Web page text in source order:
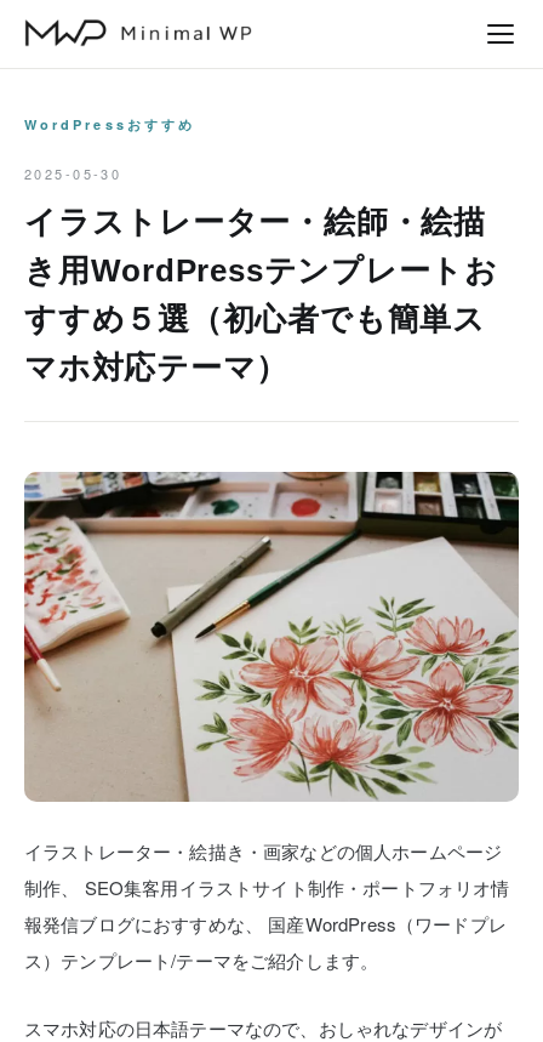
WordPressおすすめ
2025-05-30
イラストレーター・絵師・絵描
き用WordPressテンプレートお
すすめ５選（初心者でも簡単ス
マホ対応テーマ）
イラストレーター・絵描き・画家などの個人ホームページ
制作、
SEO集客用イラストサイト制作・ポートフォリオ情
報発信ブログにおすすめな、
国産WordPress（ワードプレ
ス）テンプレート/テーマをご紹介します。
スマホ対応の日本語テーマなので、おしゃれなデザインが